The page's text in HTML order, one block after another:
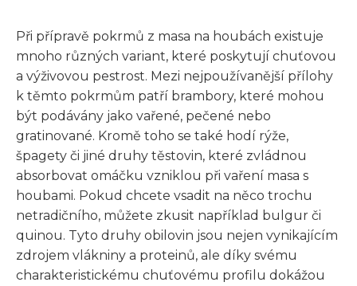
Při přípravě pokrmů z masa na houbách existuje
mnoho různých variant, které poskytují chuťovou
a výživovou pestrost. Mezi nejpoužívanější přílohy
k těmto pokrmům patří brambory, které mohou
být podávány jako vařené, pečené nebo
gratinované. Kromě toho se také hodí rýže,
špagety či jiné druhy těstovin, které zvládnou
absorbovat omáčku vzniklou při vaření masa s
houbami. Pokud chcete vsadit na něco trochu
netradičního, můžete zkusit například bulgur či
quinou. Tyto druhy obilovin jsou nejen vynikajícím
zdrojem vlákniny a proteinů, ale díky svému
charakteristickému chuťovému profilu dokážou